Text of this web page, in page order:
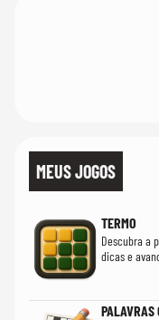
MEUS JOGOS
TERMO
Descubra a
dicas e
PALAVRAS